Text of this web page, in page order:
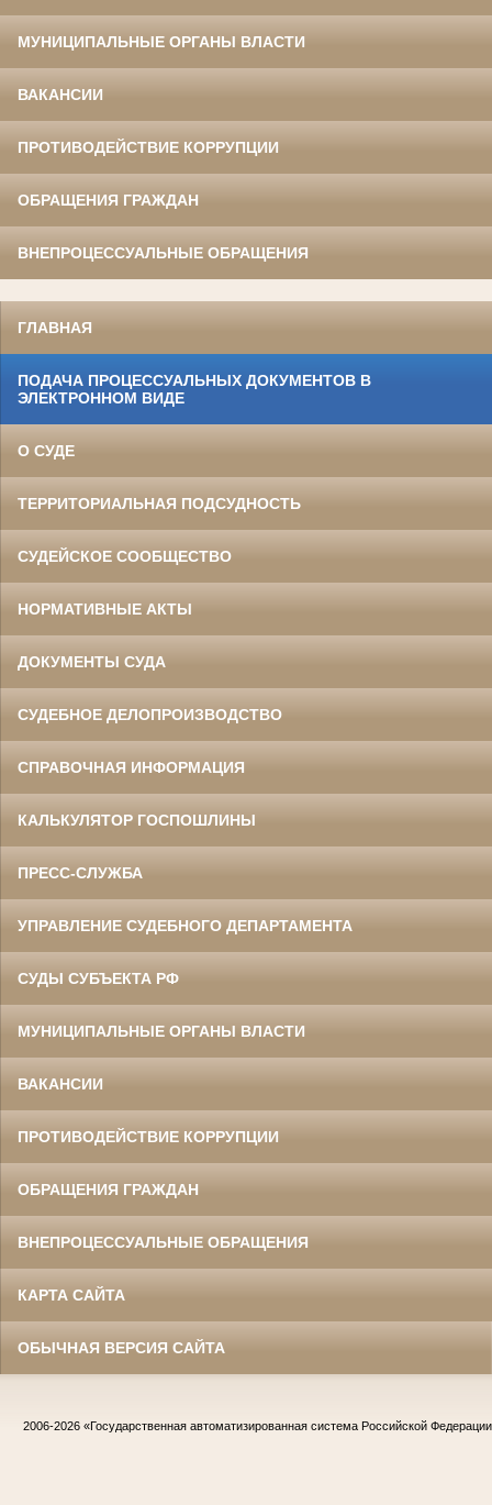
МУНИЦИПАЛЬНЫЕ ОРГАНЫ ВЛАСТИ
ВАКАНСИИ
ПРОТИВОДЕЙСТВИЕ КОРРУПЦИИ
ОБРАЩЕНИЯ ГРАЖДАН
ВНЕПРОЦЕССУАЛЬНЫЕ ОБРАЩЕНИЯ
ГЛАВНАЯ
ПОДАЧА ПРОЦЕССУАЛЬНЫХ ДОКУМЕНТОВ В
ЭЛЕКТРОННОМ ВИДЕ
О СУДЕ
ТЕРРИТОРИАЛЬНАЯ ПОДСУДНОСТЬ
СУДЕЙСКОЕ СООБЩЕСТВО
НОРМАТИВНЫЕ АКТЫ
ДОКУМЕНТЫ СУДА
СУДЕБНОЕ ДЕЛОПРОИЗВОДСТВО
СПРАВОЧНАЯ ИНФОРМАЦИЯ
КАЛЬКУЛЯТОР ГОСПОШЛИНЫ
ПРЕСС-СЛУЖБА
УПРАВЛЕНИЕ СУДЕБНОГО ДЕПАРТАМЕНТА
СУДЫ СУБЪЕКТА РФ
МУНИЦИПАЛЬНЫЕ ОРГАНЫ ВЛАСТИ
ВАКАНСИИ
ПРОТИВОДЕЙСТВИЕ КОРРУПЦИИ
ОБРАЩЕНИЯ ГРАЖДАН
ВНЕПРОЦЕССУАЛЬНЫЕ ОБРАЩЕНИЯ
КАРТА САЙТА
ОБЫЧНАЯ ВЕРСИЯ САЙТА
2006-2026 «Государственная автоматизированная система Российской